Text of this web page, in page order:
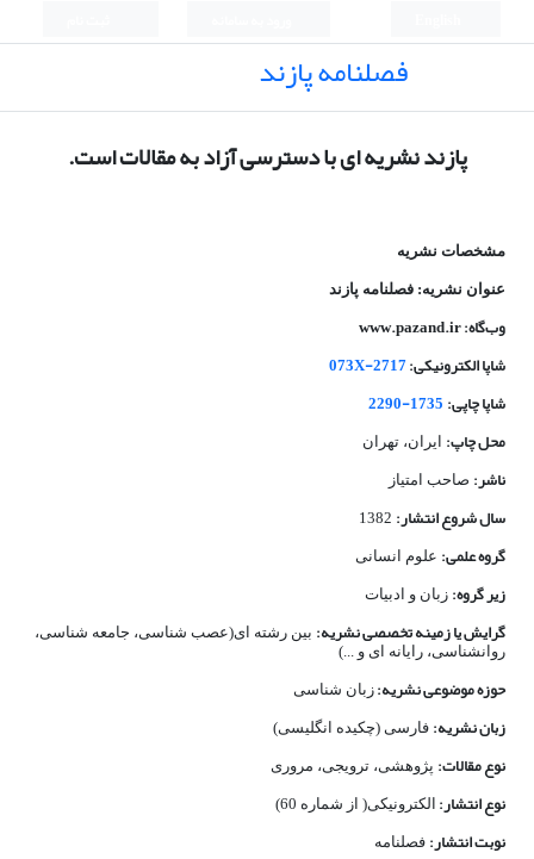
فصلنامه پازند
پازند نشریه ای با دسترسی آزاد به مقالات است.
مشخصات نشریه
عنوان نشریه: فصلنامه پازند
وب‌گاه:www.pazand.ir
شاپا الکترونیکی:2717-073X
شاپا چاپی:1735-2290
محل چاپ: ایران، تهران
ناشر: صاحب امتیاز
سال شروع انتشار:
گروه علمی: علوم انسانی
زیر گروه: زبان و ادبیات
گرایش یا زمینه تخصصی نشریه: بین رشته­ ای(عصب­ شناسی، جامعه ­شناسی،
روان­شناسی، رایانه­ ای و ...)
حوزه موضوعی نشریه: زبان­ شناسی
زبان نشریه: فارسی (چکیده انگلیسی)
نوع مقالات: پژوهشی، ترویجی، مروری
نوع انتشار: الکترونیکی( از شماره 60)
نوبت انتشار: فصلنامه